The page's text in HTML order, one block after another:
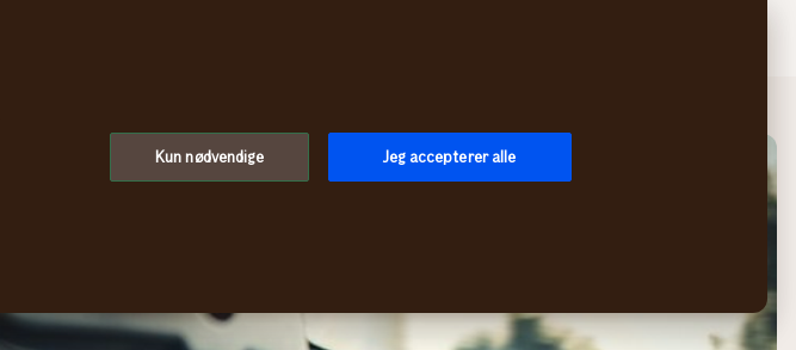
Kun nødvendige Jeg accepterer alle